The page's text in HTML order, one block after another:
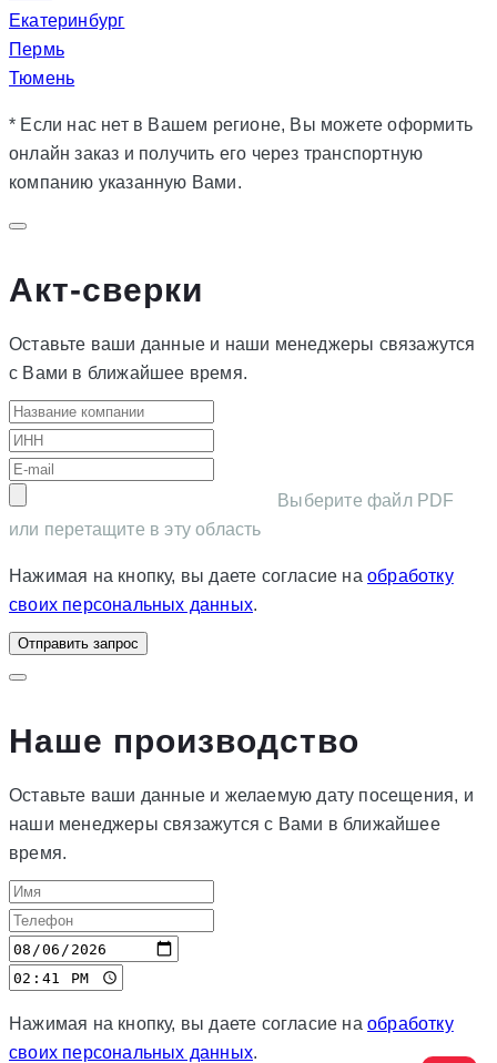
Екатеринбург
Пермь
Тюмень
* Если нас нет в Вашем регионе, Вы можете оформить
онлайн заказ и получить его через транспортную
компанию указанную Вами.
Акт-сверки
Оставьте ваши данные и наши менеджеры связажутся
с Вами в ближайшее время.
Выберите файл PDF
или перетащите в эту область
Нажимая на кнопку, вы даете согласие наобработку
своих персональных данных.
Отправить запрос
Наше производство
Оставьте ваши данные и желаемую дату посещения, и
наши менеджеры связажутся с Вами в ближайшее
время.
Нажимая на кнопку, вы даете согласие наобработку
своих персональных данных.